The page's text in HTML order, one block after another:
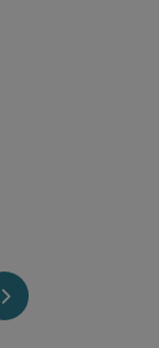
nächstes Element